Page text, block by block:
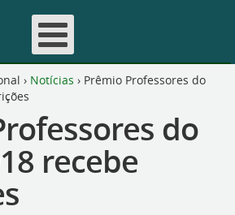
› Notícias › Prêmio Professores do
do
recebe